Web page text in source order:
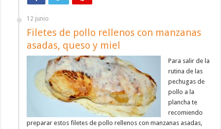
12 junio
Filetes de pollo rellenos con manzanas
asadas, queso y miel
Para salir de la
rutina de las
pechugas de
pollo a la
plancha te
recomiendo
preparar estos filetes de pollo rellenos con manzanas asadas,